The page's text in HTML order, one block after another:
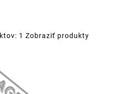
1 Zobraziť produkty